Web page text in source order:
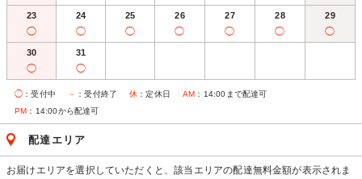
23
◯
24
◯
25
◯
26
◯
27
◯
28
◯
29
◯
30
◯
31
◯
◯ ：受付中 － ：受付終了 休 ：定休日 AM ：14:00まで配達可
PM ：14:00から配達可
配達エリア
お届けエリアを選択していただくと、該当エリアの配達無料金額が表示されま